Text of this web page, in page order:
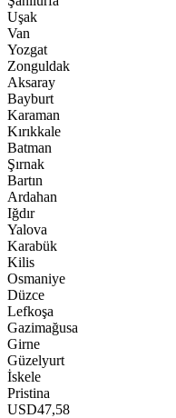
Uşak
Van
Yozgat
Zonguldak
Aksaray
Bayburt
Karaman
Kırıkkale
Batman
Şırnak
Bartın
Ardahan
Iğdır
Yalova
Karabük
Kilis
Osmaniye
Düzce
Lefkoşa
Gazimağusa
Girne
Güzelyurt
İskele
Pristina
USD47,58